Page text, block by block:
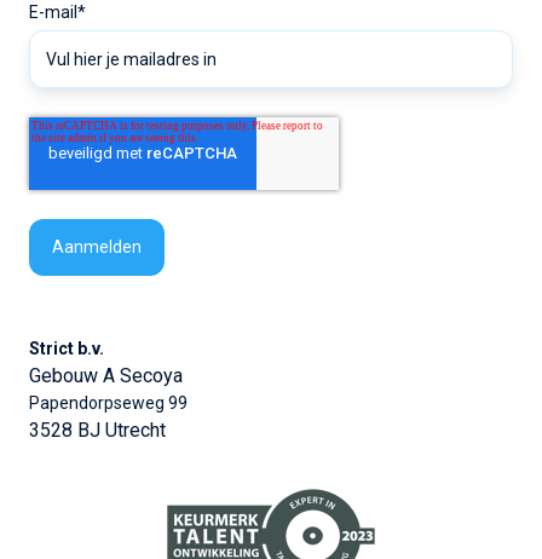
E-mail *
Strict b.v.
Gebouw A Secoya
Papendorpseweg 99
3528 BJ Utrecht